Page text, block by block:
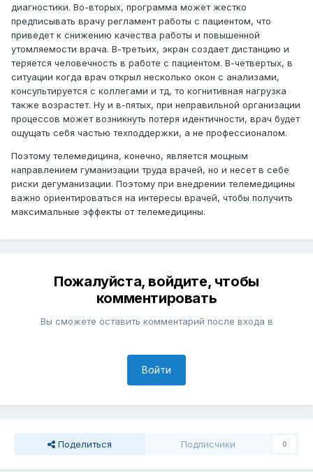
диагностики. Во-вторых, программа может жестко
предписывать врачу регламент работы с пациентом, что
приведет к снижению качества работы и повышенной
утомляемости врача. В-третьих, экран создает дистанцию и
теряется человечность в работе с пациентом. В-четвертых, в
ситуации когда врач открыл несколько окон с анализами,
консультируется с коллегами и тд, то когнитивная нагрузка
также возрастет. Ну и в-пятых, при неправильной организации
процессов может возникнуть потеря идентичности, врач будет
ощущать себя частью техподдержки, а не профессионалом.
Поэтому телемедицина, конечно, является мощным
направлением гуманизации труда врачей, но и несет в себе
риски дегуманизации. Поэтому при внедрении телемедицины
важно ориентироваться на интересы врачей, чтобы получить
максимальные эффекты от телемедицины.
Пожалуйста, войдите, чтобы
комментировать
Вы сможете оставить комментарий после входа в
Войти
Поделиться Подписчики 0